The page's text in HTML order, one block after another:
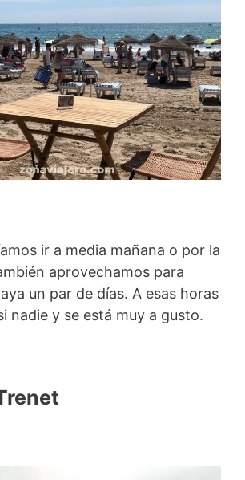
ir a media mañana o por la
aprovechamos para
un par de días. A esas horas
nadie y se está muy a gusto.